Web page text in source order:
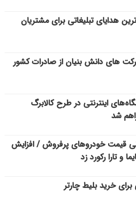
هدایای تبلیغاتی برای مشتریان
های دانش بنیان از صادرات کشور
اینترنتی در طرح کالابرگ
شد
قیمت خودروهای پرفروش / افزایش
و تارا رکورد زد
خرید بلیط چارتر